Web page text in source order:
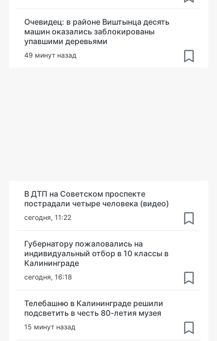
Очевидец: в районе Виштынца десять
машин оказались заблокированы
упавшими деревьями
49 минут назад
В ДТП на Советском проспекте
пострадали четыре человека (видео)
сегодня, 11:22
Губернатору пожаловались на
индивидуальный отбор в 10 классы в
Калининграде
сегодня, 16:18
Телебашню в Калининграде решили
подсветить в честь 80-летия музея
15 минут назад